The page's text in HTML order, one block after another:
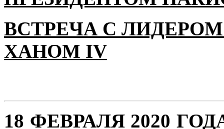
ВСТРЕЧА С
ХАНОМ IV
18 ФЕВРАЛЯ 2020